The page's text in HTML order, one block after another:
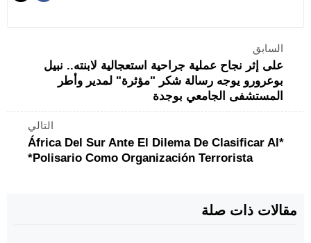
السابق
على إثر نجاح عملية جراحية استعجالية لابنته.. نبيل
بوعرورو يوجه رسالة شكر "مؤثرة" لمدير وأطر
المستشفى الجامعي بوجدة
التالي
*África Del Sur Ante El Dilema De Clasificar Al
Polisario Como Organización Terrorista*
مقالات ذات صلة